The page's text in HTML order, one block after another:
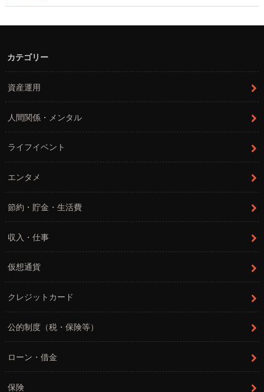
カテゴリー
資産運用
人間関係・メンタル
ライフイベント
エンタメ
節約・貯金・生活費
収入・仕事
仮想通貨
クレジットカード
公的制度（税・保険等）
ローン・借金
保険